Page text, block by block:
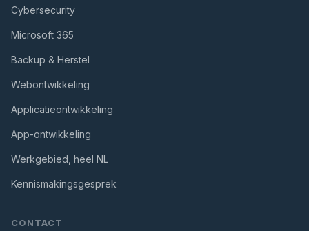
Cybersecurity
Microsoft 365
Backup & Herstel
Webontwikkeling
Applicatieontwikkeling
App-ontwikkeling
Werkgebied, heel NL
Kennismakingsgesprek
CONTACT